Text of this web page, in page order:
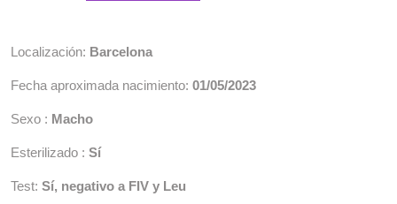
Localización: Barcelona
Fecha aproximada nacimiento: 01/05/2023
Sexo : Macho
Esterilizado : Sí
Test: Sí, negativo a FIV y Leu